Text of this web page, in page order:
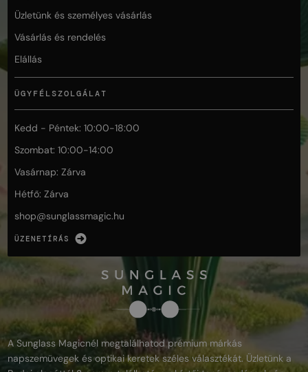
Üzletünk és személyes vásárlás
Vásárlás és rendelés
Elállás
ÜGYFÉLSZOLGÁLAT
Kedd - Péntek: 10:00-18:00
Szombat: 10:00-14:00
Vasárnap: Zárva
Hétfő: Zárva
shop@sunglassmagic.hu
ÜZENETÍRÁS
A Sunglass Magicnél megtalálhatod prémium márkás
napszemüvegek és optikai keretek széles választékát. Üzletünk a